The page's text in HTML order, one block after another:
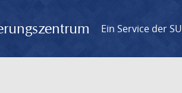
Ein Service der